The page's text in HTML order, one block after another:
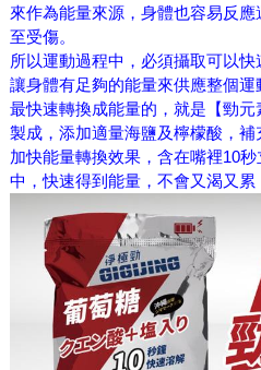
來作為能量來源，身體也容易反
至受傷。
所以運動過程中，必須攝取可以快
讓身體有足夠的能量來供應整個運
最快速轉換成能量的，就是【勁
製成，添加適量海鹽及檸檬酸，補
加快能量轉換效果，含在嘴裡10
中，快速得到能量，不會又渴又累